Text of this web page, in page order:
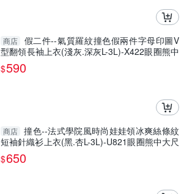
商店
假二件--氣質羅紋撞色假兩件字母印圖V
型翻領長袖上衣(淺灰.深灰L-3L)-X422眼圈熊中
大尺碼
$590
商店 撞色--法式學院風時尚娃娃領冰爽絲條紋
短袖針織衫上衣(黑.杏L-3L)-U821眼圈熊中大尺
碼
$650